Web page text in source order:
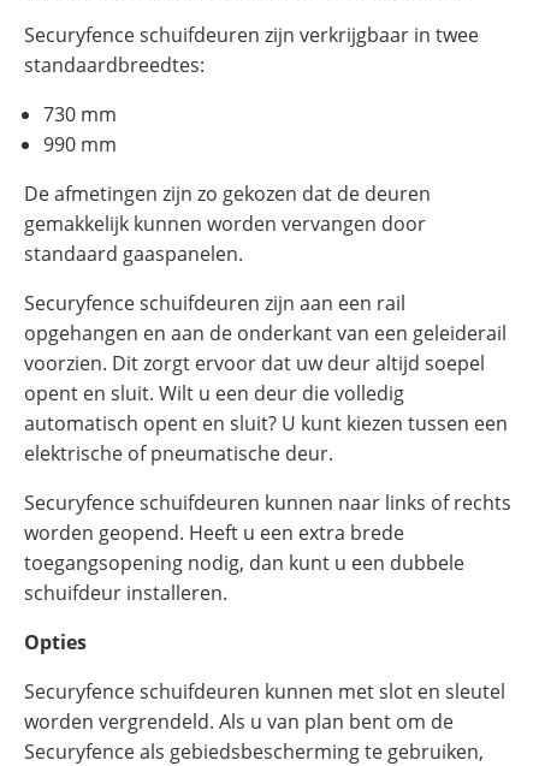
Securyfence schuifdeuren zijn verkrijgbaar in twee
standaardbreedtes:
730 mm
990 mm
De afmetingen zijn zo gekozen dat de deuren
gemakkelijk kunnen worden vervangen door
standaard gaaspanelen.
Securyfence schuifdeuren zijn aan een rail
opgehangen en aan de onderkant van een geleiderail
voorzien. Dit zorgt ervoor dat uw deur altijd soepel
opent en sluit. Wilt u een deur die volledig
automatisch opent en sluit? U kunt kiezen tussen een
elektrische of pneumatische deur.
Securyfence schuifdeuren kunnen naar links of rechts
worden geopend. Heeft u een extra brede
toegangsopening nodig, dan kunt u een dubbele
schuifdeur installeren.
Opties
Securyfence schuifdeuren kunnen met slot en sleutel
worden vergrendeld. Als u van plan bent om de
Securyfence als gebiedsbescherming te gebruiken,